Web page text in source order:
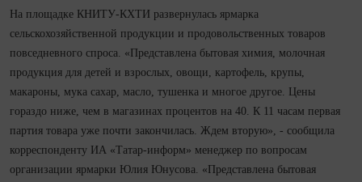
На площадке КНИТУ-КХТИ развернулась ярмарка
сельскохозяйственной продукции и продовольственных товаров
повседневного спроса. «Представлена бытовая химия, молочная
продукция для детей и взрослых, овощи, картофель, крупы,
макароны, мука сахар, масло, тушенка и многое другое. Цены
гораздо ниже, чем в магазинах процентов на 40. К 11 часам первая
партия товара уже почти закончилась. Ждем вторую», - сообщила
корреспонденту ИА «Татар-информ» менеджер по вопросам
организации ярмарки Юлия Юнусова. «Представлена бытовая